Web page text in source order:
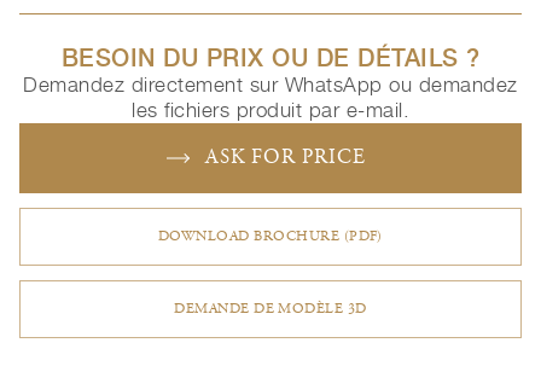
BESOIN DU PRIX OU DE DÉTAILS ?
Demandez directement sur WhatsApp ou demandez
les fichiers produit par e-mail.
ASK FOR PRICE
DOWNLOAD BROCHURE (PDF)
DEMANDE DE MODÈLE 3D